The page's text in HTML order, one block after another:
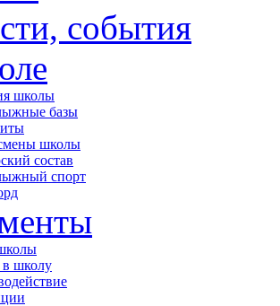
события
школы
базы
школы
состав
спорт
школу